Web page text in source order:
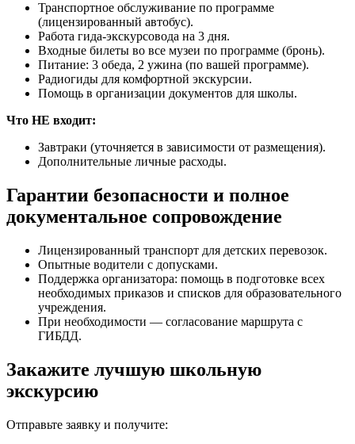
Транспортное обслуживание по программе
(лицензированный автобус).
Работа гида-экскурсовода на 3 дня.
Входные билеты во все музеи по программе (бронь).
Питание: 3 обеда, 2 ужина (по вашей программе).
Радиогиды для комфортной экскурсии.
Помощь в организации документов для школы.
Что НЕ входит:
Завтраки (уточняется в зависимости от размещения).
Дополнительные личные расходы.
Гарантии безопасности и полное
документальное сопровождение
Лицензированный транспорт для детских перевозок.
Опытные водители с допусками.
Поддержка организатора: помощь в подготовке всех
необходимых приказов и списков для образовательного
учреждения.
При необходимости — согласование маршрута с
ГИБДД.
Закажите лучшую школьную
экскурсию
Отправьте заявку и получите: